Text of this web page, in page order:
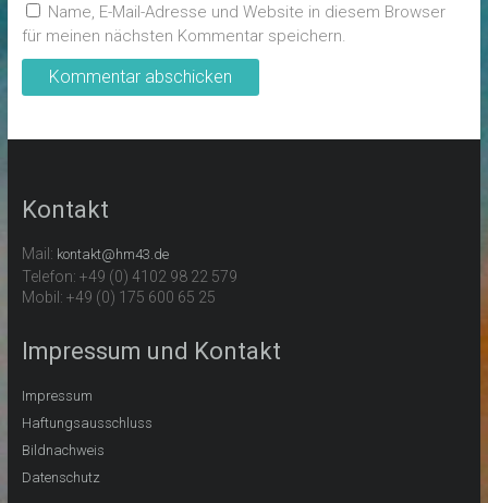
Name, E-Mail-Adresse und Website in diesem Browser
für meinen nächsten Kommentar speichern.
Kontakt
Mail: kontakt@hm43.de
Telefon: +49 (0) 4102 98 22 579
Mobil: +49 (0) 175 600 65 25
Impressum und Kontakt
Impressum
Haftungsausschluss
Bildnachweis
Datenschutz